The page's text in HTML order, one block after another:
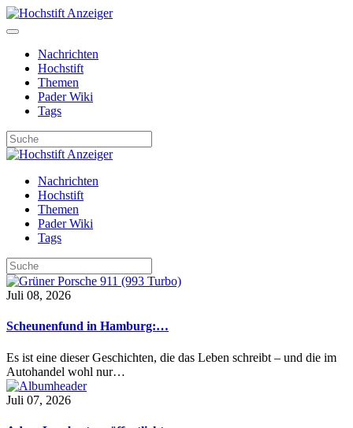
Nachrichten
Hochstift
Themen
Pader Wiki
Tags
Nachrichten
Hochstift
Themen
Pader Wiki
Tags
Juli 08, 2026
Scheunenfund in Hamburg:…
Es ist eine dieser Geschichten, die das Leben schreibt – und die im
Autohandel wohl nur…
Juli 07, 2026